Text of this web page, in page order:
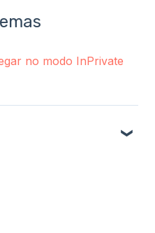
no modo InPrivate